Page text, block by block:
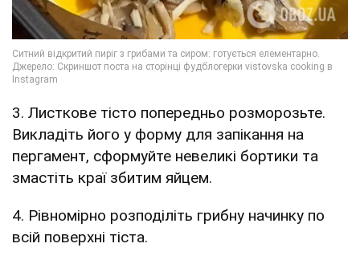
3. Листкове тісто попередньо розморозьте.
Викладіть його у форму для запікання на
пергамент, сформуйте невеликі бортики та
змастіть краї збитим яйцем.
4. Рівномірно розподіліть грибну начинку по
всій поверхні тіста.